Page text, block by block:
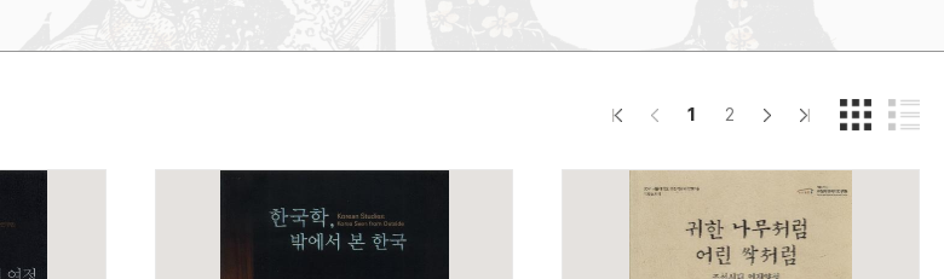
신진학자 초청 연구교류 사업
규장각-산기 연구비 지원 사업
기획연구
홍재 한국학 펠로십 프로그램
1 2